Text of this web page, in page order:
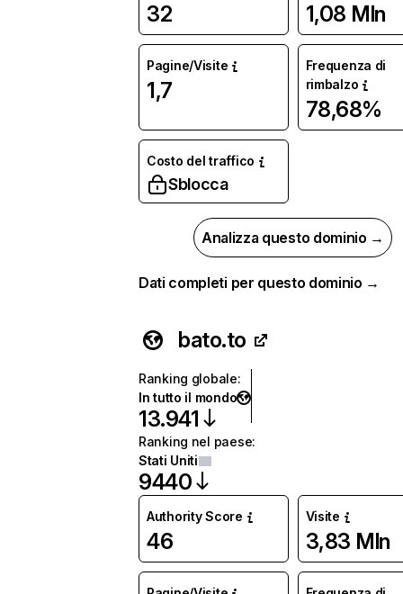
32 1,08 Mln
Pagine/Visite
1,7
Frequenza di
rimbalzo
78,68%
Costo del traffico
Sblocca
Analizza questo dominio →
Dati completi per questo dominio →
bato.to
Ranking globale:
In tutto il mondo
13.941
Ranking nel paese:
Stati Uniti
9440
Authority Score
46
Visite
3,83 Mln